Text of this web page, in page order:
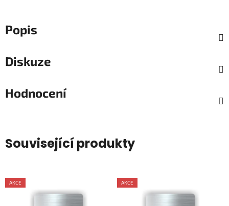
Popis
Diskuze
Hodnocení
Související produkty
AKCE AKCE